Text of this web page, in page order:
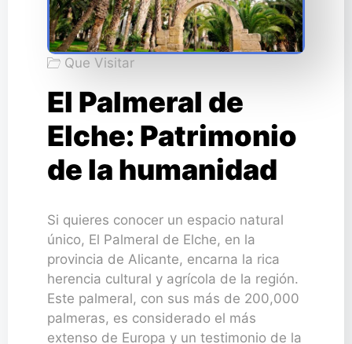
Que Visitar
El Palmeral de
Elche: Patrimonio
de la humanidad
Si quieres conocer un espacio natural
único, El Palmeral de Elche, en la
provincia de Alicante, encarna la rica
herencia cultural y agrícola de la región.
Este palmeral, con sus más de 200,000
palmeras, es considerado el más
extenso de Europa y un testimonio de la